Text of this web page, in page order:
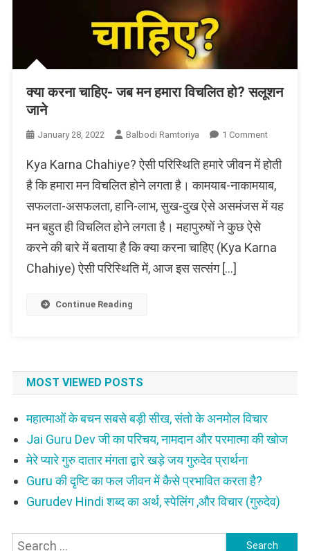
क्या करना चाहिए- जब मन हमारा विचलित हो? सलूशन
जाने
January 28, 2022 Balbodi Ramtoriya 1 CommentOn
करना
जब
मन
हो?
Kya Karna Chahiye? ऐसी परिस्थिति हमारे जीवन में होती
है कि हमारा मन विचलित होने लगता है। कामयाब-नाकामयाब,
सफलता-असफलता, हानि-लाभ, सुख-दुख ऐसे असमंजस में यह
मन बहुत ही विचलित होने लगता है। महापुरुषों ने कुछ ऐसे
करने की बारे में बताया है कि क्या करना चाहिए (Kya Karna
Chahiye) ऐसी परिस्थिति में, आज इस सत्संग […]
Continue Reading
MOST VIEWED POSTS
महात्माओं के बचन सबसे बड़ी सीख, संतो के अनमोल विचार
Jai Guru Dev जी का परिचय, नामदान और परमात्मा की खोज
मेरे प्यारे गुरु दातार मंगता द्वारे खड़े जय गुरुदेव प्रार्थना
Guru की दृष्टि का फल जीवन में कैसे प्रभावित करता है?
Gurudev Hindi शब्द का अर्थ, स्पेलिंग ,और विचार (गुरुदेव)
Search